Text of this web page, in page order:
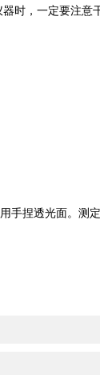
时，一定要注意
捏透光面。测